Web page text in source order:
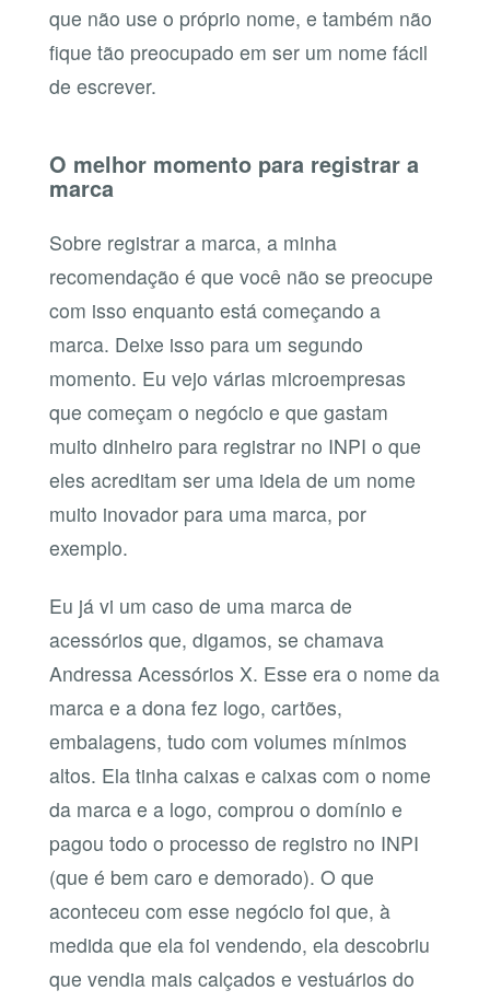
que não use o próprio nome, e também não
fique tão preocupado em ser um nome fácil
de escrever.
O melhor momento para registrar a
marca
Sobre registrar a marca, a minha
recomendação é que você não se preocupe
com isso enquanto está começando a
marca. Deixe isso para um segundo
momento. Eu vejo várias microempresas
que começam o negócio e que gastam
muito dinheiro para registrar no INPI o que
eles acreditam ser uma ideia de um nome
muito inovador para uma marca, por
exemplo.
Eu já vi um caso de uma marca de
acessórios que, digamos, se chamava
Andressa Acessórios X. Esse era o nome da
marca e a dona fez logo, cartões,
embalagens, tudo com volumes mínimos
altos. Ela tinha caixas e caixas com o nome
da marca e a logo, comprou o domínio e
pagou todo o processo de registro no INPI
(que é bem caro e demorado). O que
aconteceu com esse negócio foi que, à
medida que ela foi vendendo, ela descobriu
que vendia mais calçados e vestuários do